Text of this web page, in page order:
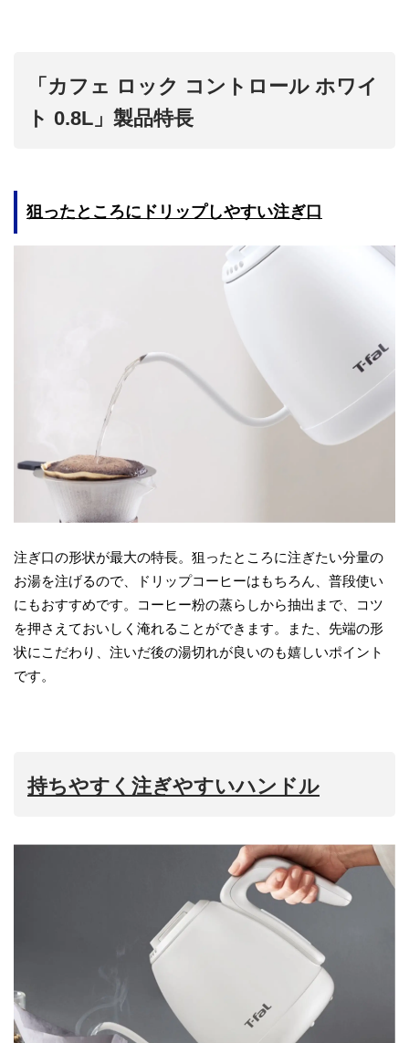
「カフェ ロック コントロール ホワイ
ト 0.8L」製品特長
狙ったところにドリップしやすい注ぎ口
注ぎ口の形状が最大の特長。狙ったところに注ぎたい分量の
お湯を注げるので、ドリップコーヒーはもちろん、普段使い
にもおすすめです。コーヒー粉の蒸らしから抽出まで、コツ
を押さえておいしく淹れることができます。また、先端の形
状にこだわり、注いだ後の湯切れが良いのも嬉しいポイント
です。
持ちやすく注ぎやすいハンドル